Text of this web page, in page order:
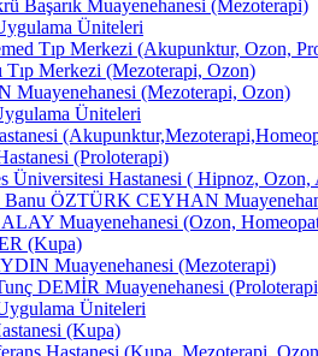
Başarık Muayenehanesi (Mezoterapi)
Üniteleri
Tıp Merkezi (Akupunktur, Ozon,
Tıp Merkezi (Mezoterapi, Ozon)
Muayenehanesi (Mezoterapi, Ozon)
Üniteleri
(Proloterapi)
Üniversitesi Hastanesi ( Hipnoz,
Banu ÖZTÜRK CEYHAN
Muayenehanesi (Ozon,
(Kupa)
Muayenehanesi (Mezoterapi)
DEMİR Muayenehanesi
Üniteleri
(Kupa)
Hastanesi (Kupa, Mezoterapi,